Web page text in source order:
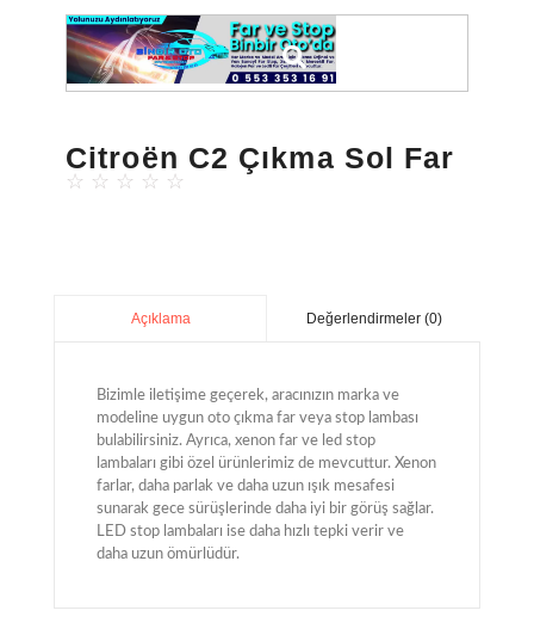
Citroën C2 Çıkma Sol Far
☆ ☆ ☆ ☆ ☆
Açıklama Değerlendirmeler (0)
Bizimle iletişime geçerek, aracınızın marka ve
modeline uygun oto çıkma far veya stop lambası
bulabilirsiniz. Ayrıca, xenon far ve led stop
lambaları gibi özel ürünlerimiz de mevcuttur. Xenon
farlar, daha parlak ve daha uzun ışık mesafesi
sunarak gece sürüşlerinde daha iyi bir görüş sağlar.
LED stop lambaları ise daha hızlı tepki verir ve
daha uzun ömürlüdür.